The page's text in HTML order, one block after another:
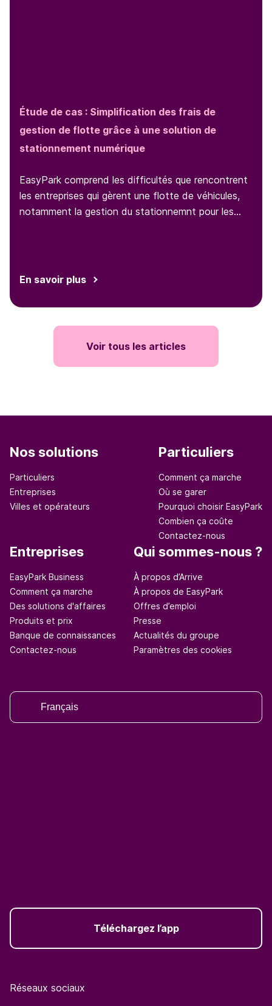
Étude de cas : Simplification des frais de
gestion de flotte grâce à une solution de
stationnement numérique
EasyPark comprend les difficultés que rencontrent
les entreprises qui gèrent une flotte de véhicules,
notamment la gestion du stationnemnt pour les
télécommunications, pour simplifier ses frais de
de gérer aisément leurs déplacements grâce à
En savoir plus
Voir tous les articles
Nos solutions
Particuliers
Entreprises
Villes et opérateurs
Particuliers
Comment ça marche
Où se garer
Pourquoi choisir EasyPark
Combien ça coûte
Contactez-nous
Entreprises
EasyPark Business
Comment ça marche
Des solutions d'affaires
Produits et prix
Banque de connaissances
Contactez-nous
Qui sommes-nous ?
À propos d’Arrive
À propos de EasyPark
Offres d’emploi
Presse
Actualités du groupe
Paramètres des cookies
Français
Téléchargez l’app
Réseaux sociaux